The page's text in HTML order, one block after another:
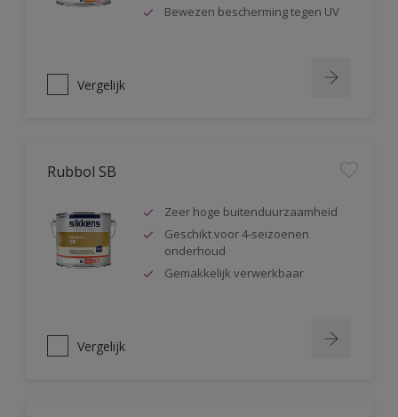
Bewezen bescherming tegen UV
Vergelijk
Rubbol SB
Zeer hoge buitenduurzaamheid
Geschikt voor 4-seizoenen
onderhoud
Gemakkelijk verwerkbaar
Vergelijk